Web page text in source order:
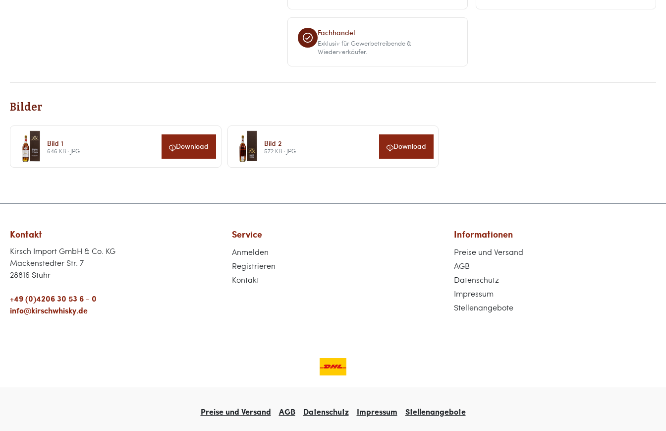
Fachhandel
Exklusiv für Gewerbetreibende &
Wiederverkäufer.
Bilder
Bild 1
646 KB · JPG Download Bild 2
572 KB · JPG Download
Kontakt
Kirsch Import GmbH & Co. KG
Mackenstedter Str. 7
28816 Stuhr
+49 (0)4206 30 53 6 - 0
info@kirschwhisky.de
Service
Anmelden
Registrieren
Kontakt
Informationen
Preise und Versand
AGB
Datenschutz
Impressum
Stellenangebote
Preise und Versand AGB Datenschutz Impressum Stellenangebote